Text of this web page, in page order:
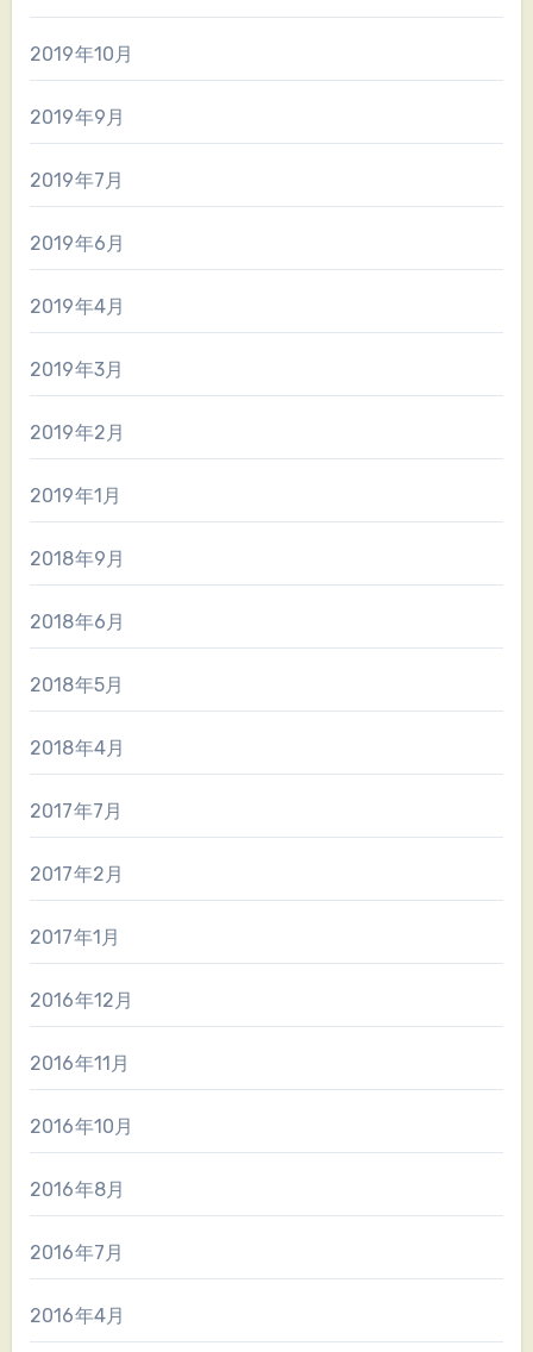
2019年10月
2019年9月
2019年7月
2019年6月
2019年4月
2019年3月
2019年2月
2019年1月
2018年9月
2018年6月
2018年5月
2018年4月
2017年7月
2017年2月
2017年1月
2016年12月
2016年11月
2016年10月
2016年8月
2016年7月
2016年4月